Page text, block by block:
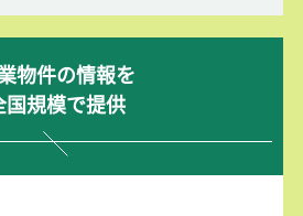
物件の情報を
国規模で提供